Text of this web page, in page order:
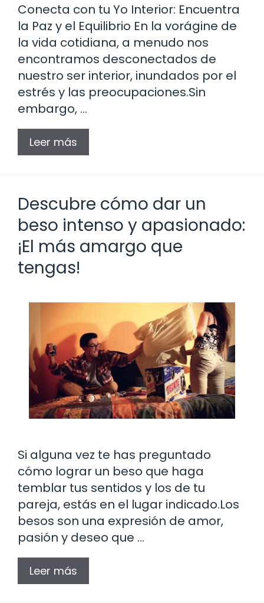
Conecta con tu Yo Interior: Encuentra
la Paz y el Equilibrio En la vorágine de
la vida cotidiana, a menudo nos
encontramos desconectados de
nuestro ser interior, inundados por el
estrés y las preocupaciones.Sin
embargo, …
Leer más
Descubre cómo dar un
beso intenso y apasionado:
¡El más amargo que
tengas!
Si alguna vez te has preguntado
cómo lograr un beso que haga
temblar tus sentidos y los de tu
pareja, estás en el lugar indicado.Los
besos son una expresión de amor,
pasión y deseo que …
Leer más